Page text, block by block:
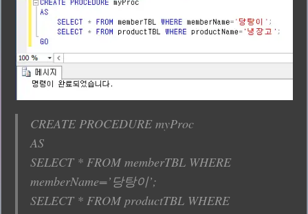
CREATE PROCEDURE myProc
AS
SELECT * FROM memberTBL WHERE
memberName=’당탕이’;
SELECT * FROM productTBL WHERE